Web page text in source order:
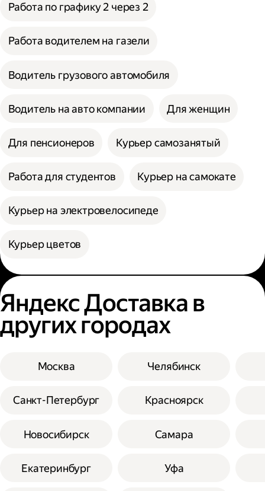
Работа по графику 2 через 2
Работа водителем на газели
Водитель грузового автомобиля
Водитель на авто компании Для женщин
Для пенсионеров Курьер самозанятый
Работа для студентов Курьер на самокате
Курьер на электровелосипеде
Курьер цветов
Яндекс Доставка в
других городах
Москва
Санкт-Петербург
Новосибирск
Екатеринбург
Челябинск
Красноярск
Самара
Уфа